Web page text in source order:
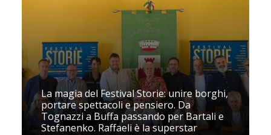
La magia del Festival Storie: unire borghi,
portare spettacoli e pensiero. Da
Tognazzi a Buffa passando per Bartali e
Stefanenko. Raffaeli è la superstar